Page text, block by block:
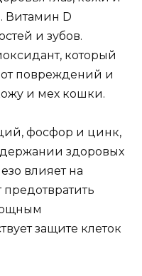
Витамин D
и зубов.
который
от повреждений и
и мех кошки.
фосфор и цинк,
здоровых
влияет на
защите клеток